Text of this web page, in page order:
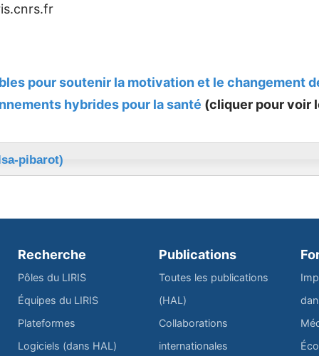
pour soutenir la motivation et le changement
hybrides pour la santé (cliquer pour voir
pibarot)
Recherche
Pôles du LIRIS
Équipes du LIRIS
Plateformes
Logiciels (dans HAL)
Publications
Toutes les publications
(HAL)
Collaborations
internationales